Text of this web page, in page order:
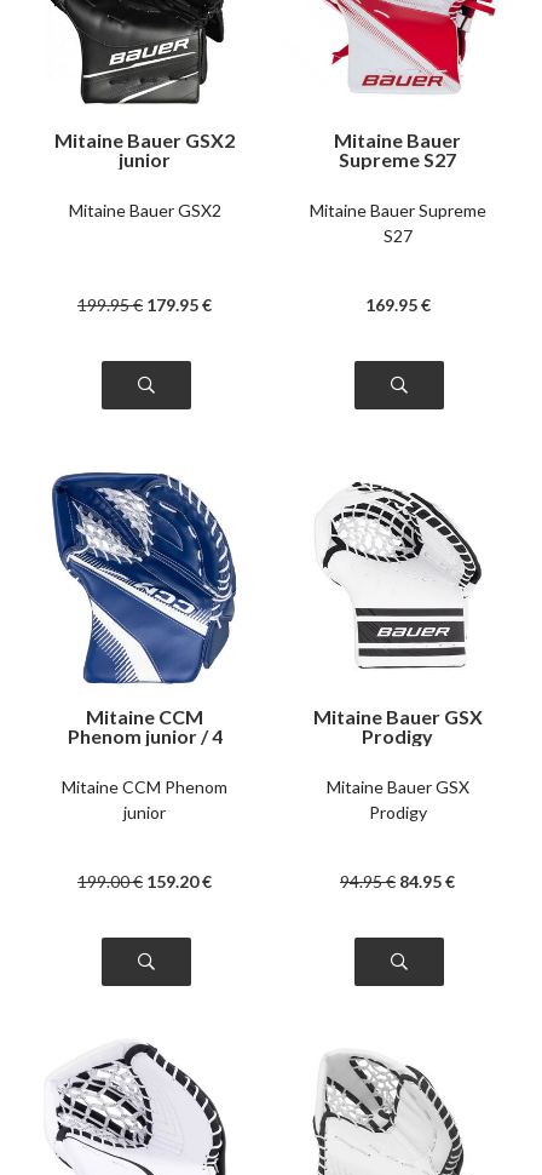
Mitaine Bauer GSX2
junior
Mitaine Bauer GSX2
199.95€ 179.95€
Mitaine Bauer
Supreme S27
Mitaine Bauer Supreme
S27
169.95 €
Mitaine CCM
Phenom junior / 4
Mitaine CCM Phenom
junior
199.00€ 159.20€
Mitaine Bauer GSX
Prodigy
Mitaine Bauer GSX
Prodigy
94.95€ 84.95€